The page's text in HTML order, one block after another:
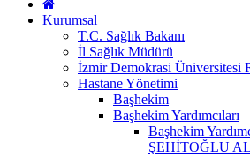
Kurumsal
T.C. Sağlık Bakanı
İl Sağlık Müdürü
İzmir Demokrasi Üniversitesi
Hastane Yönetimi
Başhekim
Başhekim Yardımcıları
Başhekim
ŞEHİTOĞLU